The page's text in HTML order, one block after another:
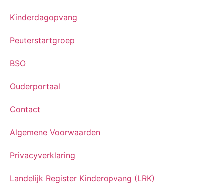
Kinderdagopvang
Peuterstartgroep
BSO
Ouderportaal
Contact
Algemene Voorwaarden
Privacyverklaring
Landelijk Register Kinderopvang (LRK)